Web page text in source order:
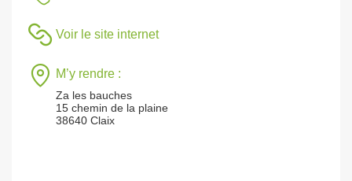
Voir le site internet
M’y rendre :
Za les bauches
15 chemin de la plaine
38640 Claix